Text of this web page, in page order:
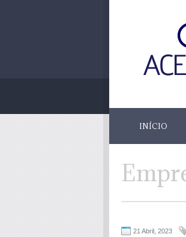
INÍCIO
21 Abril, 2023